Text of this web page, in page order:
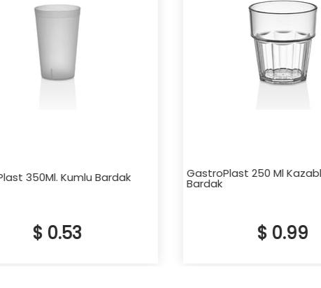
350Ml. Kumlu Bardak
$ 0.53
GastroPlast 250 Ml
Bardak
$ 0.99